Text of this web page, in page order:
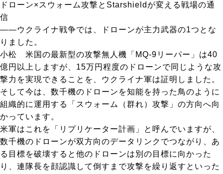
ドローン×スウォーム攻撃とStarshieldが変える戦場の通
信
――ウクライナ戦争では、ドローンが主力武器の1つとな
りました。
小松 米国の最新型の攻撃無人機「MQ-9リーパー」は40
億円以上しますが、15万円程度のドローンで同じような攻
撃力を実現できることを、ウクライナ軍は証明しました。
そして今は、数千機のドローンを知能を持った鳥のように
組織的に運用する「スウォーム（群れ）攻撃」の方向へ向
かっています。
米軍はこれを「リプリケーター計画」と呼んでいますが、
数千機のドローンが双方向のデータリンクでつながり、あ
る目標を破壊すると他のドローンは別の目標に向かった
り、連隊長を顔認識して倒すまで攻撃を繰り返すといった